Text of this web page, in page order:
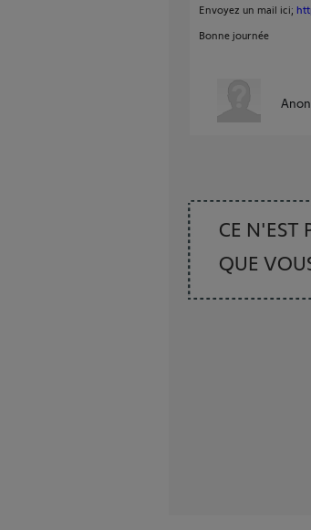
Envoyez un mail ici;
Bonne journée
CE N'EST
QUE